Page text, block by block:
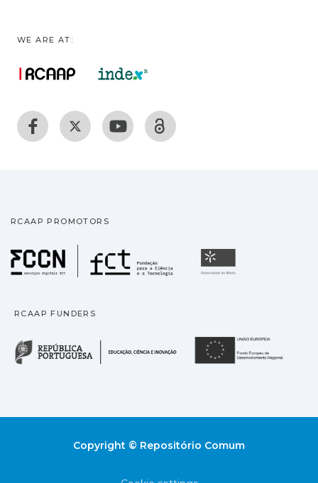
WE ARE AT:
RCAAP PROMOTORS
Fundação para a
RCAAP FUNDERS
República Portuguesa
Copyright © Repositório Comum